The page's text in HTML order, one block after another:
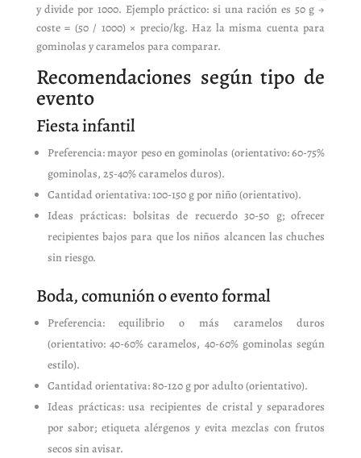
y divide por 1000. Ejemplo práctico: si una ración es 50 g →
coste = (50 / 1000) × precio/kg. Haz la misma cuenta para
gominolas y caramelos para comparar.
Recomendaciones según tipo de
evento
Fiesta infantil
Preferencia: mayor peso en gominolas (orientativo: 60-75%
gominolas, 25-40% caramelos duros).
Cantidad orientativa: 100-150 g por niño (orientativo).
Ideas prácticas: bolsitas de recuerdo 30-50 g; ofrecer
recipientes bajos para que los niños alcancen las chuches
sin riesgo.
Boda, comunión o evento formal
Preferencia: equilibrio o más caramelos duros
(orientativo: 40-60% caramelos, 40-60% gominolas según
estilo).
Cantidad orientativa: 80-120 g por adulto (orientativo).
Ideas prácticas: usa recipientes de cristal y separadores
por sabor; etiqueta alérgenos y evita mezclas con frutos
secos sin avisar.